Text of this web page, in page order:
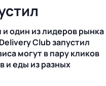
один из лидеров рынка
Club запустил
могут в пару кликов
и еды из разных